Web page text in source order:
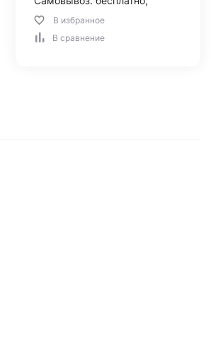
В избранное
В сравнение